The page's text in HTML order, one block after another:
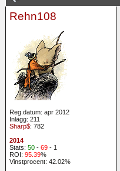
Rehn108
Reg.datum: apr 2012
Inlägg: 211
Sharp$: 782
2014
Stats: 50 - 69 - 1
ROI: 95.39%
Vinstprocent: 42.02%